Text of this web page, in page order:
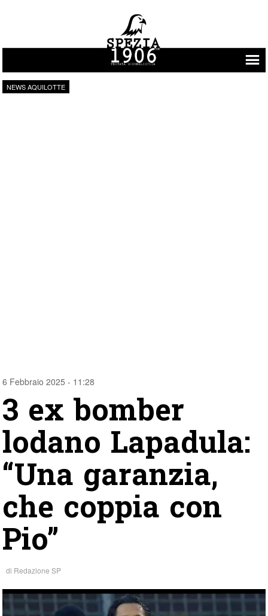
Vai al contenuto
NEWS AQUILOTTE
6 Febbraio 2025 - 11:28
3 ex bomber
lodano Lapadula:
“Una garanzia,
che coppia con
Pio”
di Redazione SP